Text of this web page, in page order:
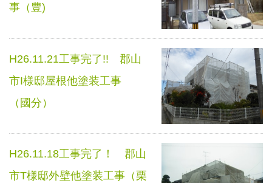
事（豊)
H26.11.21工事完了!! 郡山
市I様邸屋根他塗装工事
（國分）
H26.11.18工事完了！ 郡山
市T様邸外壁他塗装工事（栗